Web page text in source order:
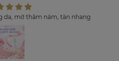
da, mờ thâm nám, tàn nhang